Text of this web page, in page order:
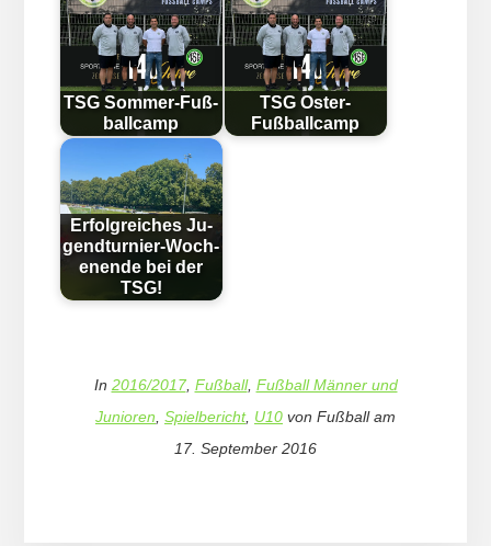
TSG Som­mer-Fuß­
ball­camp
TSG Oster-
Fußballcamp
Erfolg­reich­es Ju­
gend­tur­nier-Woch­
en­en­de bei der
TSG!
In 2016/2017, Fußball, Fußball Männer und
Junioren Spielbericht, U10 von Fußballam
17. September 2016